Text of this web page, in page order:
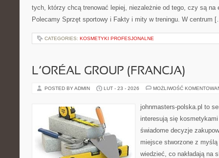
tych, którzy chcą trenować lepiej, niezależnie od tego, czy są na
Polecamy Sprzęt sportowy i Fakty i mity w treningu. W centrum
CATEGORIES: KOSMETYKI PROFESJONALNE
L’ORÉAL GROUP (FRANCJA)
POSTED BY ADMIN LUT - 23 - 2026 MOŻLIWOŚĆ
johnmasters-polska.pl to
interesują się
świadome decyzje
miejsce stworzone z
wiedzieć, co nakładają na